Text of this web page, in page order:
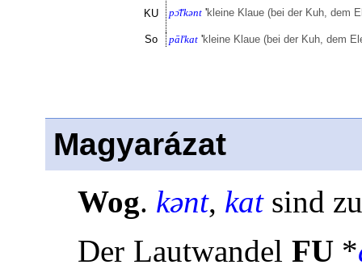
KU pɔ̈̄ľkənt 'kleine Klaue (bei der Kuh, dem
So pāľkat 'kleine Klaue (bei der Kuh, dem
Magyarázat
Wog. kənt, katsind
Der Lautwandel FU*